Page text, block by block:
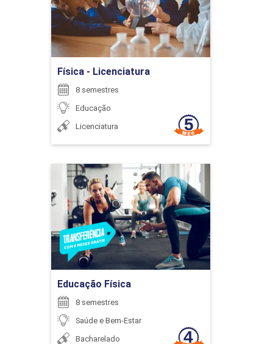
EMPREENDEDORISMO E
DESENVOLVIMENTO DE NOVOS
NEGÓCIOS
ENADE (OBRIGATÓRIO)
0
ENCONTRO ACADÊMICO/AVALIAÇÃO
Física - Licenciatura
8 semestres
Educação
Licenciatura
Ir para Inscrição
Educação Física
8 semestres
Saúde e Bem-Estar
Bacharelado
Educação Física
Detalhes do curso
Ir para Inscrição